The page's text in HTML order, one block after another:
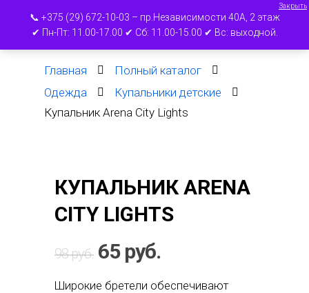
выхода
Главная
Полный каталог
Одежда
Купальники детские
Купальник Arena City Lights
КУПАЛЬНИК ARENA
CITY LIGHTS
98руб. 65 руб.
Широкие бретели обеспечивают
📞 +375 (29) 672-10-03 – пр.Независимости 40А, 2 этаж
✔ Пн-Пт: 11.00-17.00 ✔ Сб: 11.00-15.00 ✔ Вс: выходной.
Закрыть